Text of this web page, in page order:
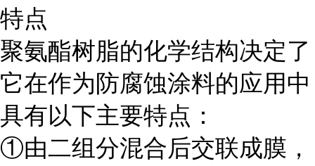
特点
聚氨酯树脂的化学结构决定了
它在作为防腐蚀涂料的应用中
具有以下主要特点：
①由二组分混合后交联成膜，